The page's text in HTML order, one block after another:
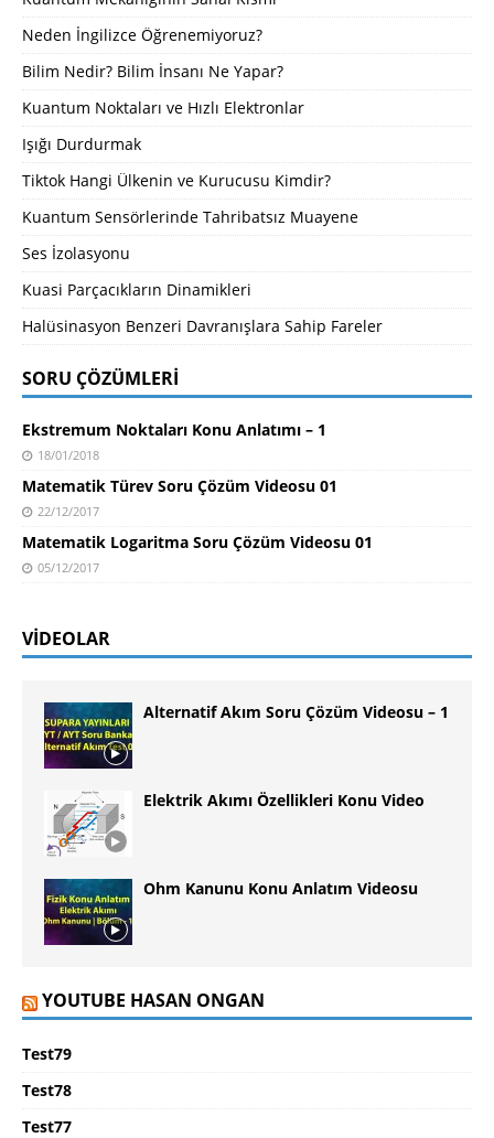
Neden İngilizce Öğrenemiyoruz?
Bilim Nedir? Bilim İnsanı Ne Yapar?
Kuantum Noktaları ve Hızlı Elektronlar
Işığı Durdurmak
Tiktok Hangi Ülkenin ve Kurucusu Kimdir?
Kuantum Sensörlerinde Tahribatsız Muayene
Ses İzolasyonu
Kuasi Parçacıkların Dinamikleri
Halüsinasyon Benzeri Davranışlara Sahip Fareler
SORU ÇÖZÜMLERI
Ekstremum Noktaları Konu Anlatımı – 1
18/01/2018
Matematik Türev Soru Çözüm Videosu 01
22/12/2017
Matematik Logaritma Soru Çözüm Videosu 01
05/12/2017
VIDEOLAR
Alternatif Akım Soru Çözüm Videosu – 1
Elektrik Akımı Özellikleri Konu Video
Ohm Kanunu Konu Anlatım Videosu
YOUTUBE HASAN ONGAN
Test79
Test78
Test77